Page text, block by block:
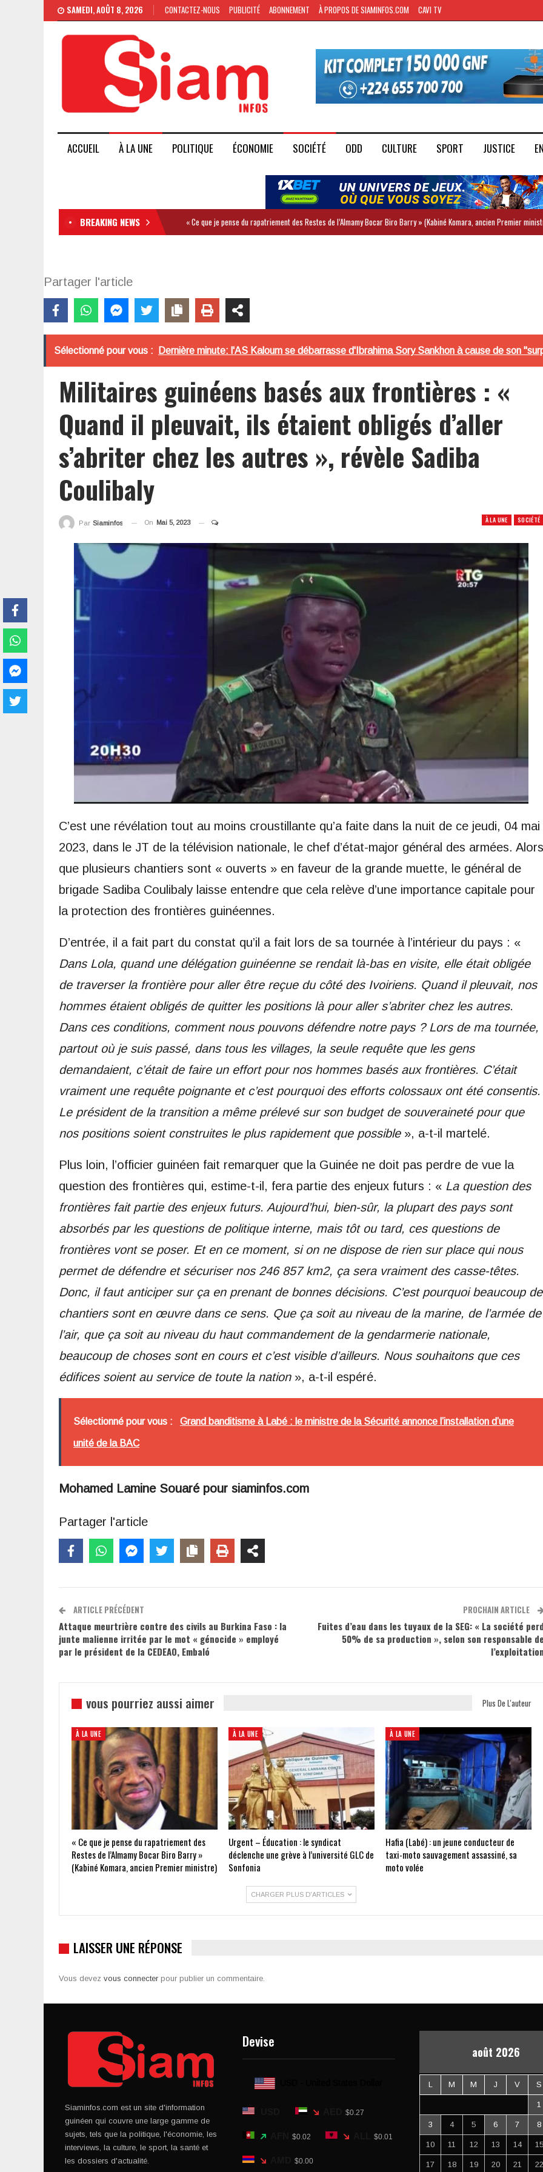
SAMEDI, AOÛT 8, 2026 CONTACTEZ-NOUS PUBLICITÉ ABONNEMENT À PROPOS DE SIAMINFOS.COM CAVI TV
ACCUEIL À LA UNE POLITIQUE ÉCONOMIE SOCIÉTÉ ODD CULTURE SPORT JUSTICE
BREAKING NEWS « Ce que je pense du rapatriement des Restes de l’Almamy Bocar Biro Barry » (Kabiné Komara, ancien Premier
Partager l'article
Sélectionné pour vous : Dernière minute: l'AS Kaloum se débarrasse d'Ibrahima Sory Sankhon à cause de son
Militaires guinéens basés aux frontières : «
Quand il pleuvait, ils étaient obligés d’aller
s’abriter chez les autres », révèle Sadiba
Coulibaly
À LA UNE SOCIÉTÉ
Par Siaminfos On Mai 5, 2023
C’est une révélation tout au moins croustillante qu’a faite dans la nuit de ce jeudi, 04 mai
2023, dans le JT de la télévision nationale, le chef d’état-major général des armées. Alors
que plusieurs chantiers sont « ouverts » en faveur de la grande muette, le général de
brigade Sadiba Coulibaly laisse entendre que cela relève d’une importance capitale pour
la protection des frontières guinéennes.
D’entrée, il a fait part du constat qu’il a fait lors de sa tournée à l’intérieur du pays : «
Dans Lola, quand une délégation guinéenne se rendait là-bas en visite, elle était obligée
de traverser la frontière pour aller être reçue du côté des Ivoiriens. Quand il pleuvait, nos
hommes étaient obligés de quitter les positions là pour aller s’abriter chez les autres.
Dans ces conditions, comment nous pouvons défendre notre pays ? Lors de ma tournée,
partout où je suis passé, dans tous les villages, la seule requête que les gens
demandaient, c’était de faire un effort pour nos hommes basés aux frontières. C’était
vraiment une requête poignante et c’est pourquoi des efforts colossaux ont été consentis.
Le président de la transition a même prélevé sur son budget de souveraineté pour que
nos positions soient construites le plus rapidement que possible», a-t-il martelé.
Plus loin, l’officier guinéen fait remarquer que la Guinée ne doit pas perdre de vue la
question des frontières qui, estime-t-il, fera partie des enjeux futurs : « La question des
frontières fait partie des enjeux futurs. Aujourd’hui, bien-sûr, la plupart des pays sont
absorbés par les questions de politique interne, mais tôt ou tard, ces questions de
frontières vont se poser. Et en ce moment, si on ne dispose de rien sur place qui nous
permet de défendre et sécuriser nos 246 857 km2, ça sera vraiment des casse-têtes.
Donc, il faut anticiper sur ça en prenant de bonnes décisions. C’est pourquoi beaucoup de
chantiers sont en œuvre dans ce sens. Que ça soit au niveau de la marine, de l’armée de
l’air, que ça soit au niveau du haut commandement de la gendarmerie nationale,
beaucoup de choses sont en cours et c’est visible d’ailleurs. Nous souhaitons que ces
édifices soient au service de toute la nation», a-t-il espéré.
Sélectionné pour vous : Grand banditisme à Labé : le ministre de la Sécurité annonce l’installation d’une
unité de la BAC
Mohamed Lamine Souaré pour siaminfos.com
Partager l'article
ARTICLE PRÉCÉDENT
Attaque meurtrière contre des civils au Burkina Faso : la
junte malienne irritée par le mot « génocide » employé
par le président de la CEDEAO, Embaló
PROCHAIN ARTICLE
Fuites d’eau dans les tuyaux de la SEG: « La société
50% de sa production », selon son responsable
vous pourriez aussi aimer Plus De L'auteur
À LA UNE
« Ce que je pense du rapatriement des
Restes de l’Almamy Bocar Biro Barry »
(Kabiné Komara, ancien Premier ministre)
À LA UNE
Urgent – Éducation : le syndicat
déclenche une grève à l’université GLC de
Sonfonia
À LA UNE
Hafia (Labé) : un jeune conducteur de
taxi-moto sauvagement assassiné, sa
moto volée
CHARGER PLUS D'ARTICLES
LAISSER UNE RÉPONSE
Vous devez vous connecter pour publier un commentaire.
Siaminfos.com est un site d'information
guinéen qui couvre une large gamme de
sujets, tels que la politique, l'économie, les
interviews, la culture, le sport, la santé et
les dossiers d'actualité.
Devise
$0.27
$0.02 $0.01
$0.00
août 2026
L M M J V S
1
3 4 5 6 7 8
10 11 12 13 14 15
17 18 19 20 21 22